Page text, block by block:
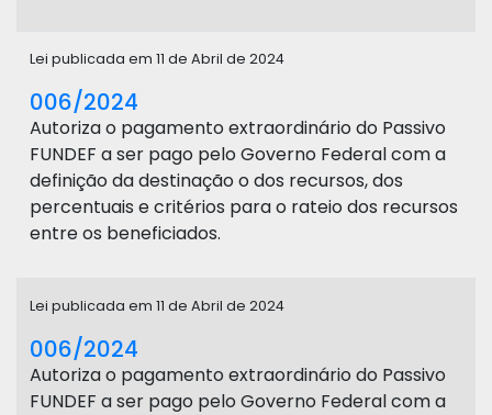
Lei publicada em 11 de Abril de 2024
006/2024
Autoriza o pagamento extraordinário do Passivo
FUNDEF a ser pago pelo Governo Federal com a
definição da destinação o dos recursos, dos
percentuais e critérios para o rateio dos recursos
entre os beneficiados.
Lei publicada em 11 de Abril de 2024
006/2024
Autoriza o pagamento extraordinário do Passivo
FUNDEF a ser pago pelo Governo Federal com a